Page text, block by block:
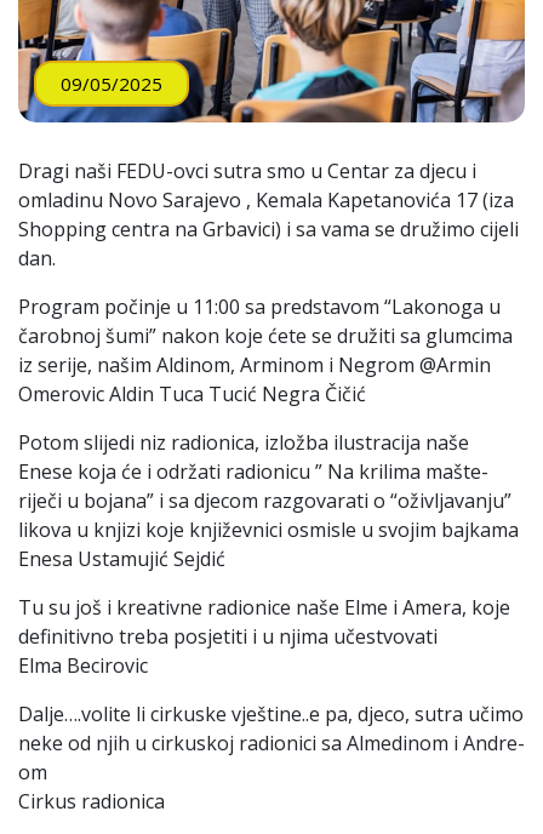
09/05/2025
Dragi naši FEDU-ovci sutra smo u Centar za djecu i
omladinu Novo Sarajevo , Kemala Kapetanovića 17 (iza
Shopping centra na Grbavici) i sa vama se družimo cijeli
dan.
Program počinje u 11:00 sa predstavom “Lakonoga u
čarobnoj šumi” nakon koje ćete se družiti sa glumcima
iz serije, našim Aldinom, Arminom i Negrom @Armin
Omerovic Aldin Tuca Tucić Negra Čičić
Potom slijedi niz radionica, izložba ilustracija naše
Enese koja će i održati radionicu ” Na krilima mašte-
riječi u bojana” i sa djecom razgovarati o “oživljavanju”
likova u knjizi koje književnici osmisle u svojim bajkama
Enesa Ustamujić Sejdić
Tu su još i kreativne radionice naše Elme i Amera, koje
definitivno treba posjetiti i u njima učestvovati
Elma Becirovic
Dalje….volite li cirkuske vještine..e pa, djeco, sutra učimo
neke od njih u cirkuskoj radionici sa Almedinom i Andre-
om
Cirkus radionica